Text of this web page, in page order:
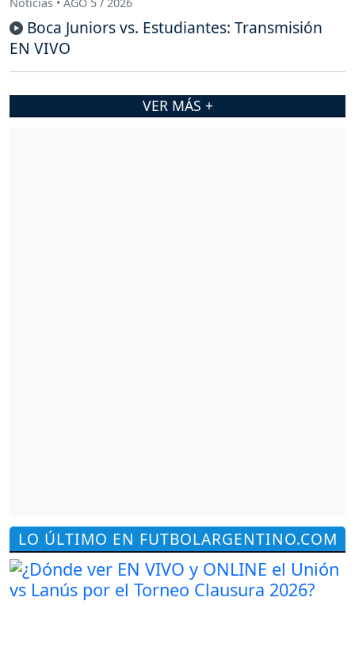
LO ÚLTIMO EN FUTBOLARGENTINO.COM
Boca Juniors vs. Estudiantes: Transmisión
EN VIVO
VER MÁS +